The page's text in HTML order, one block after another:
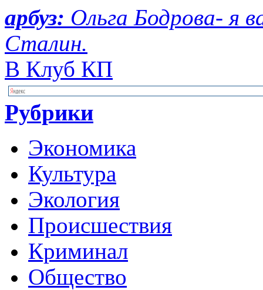
арбуз: Ольга Бодрова- я
Сталин.
В Клуб КП
Рубрики
Экономика
Культура
Экология
Происшествия
Криминал
Общество